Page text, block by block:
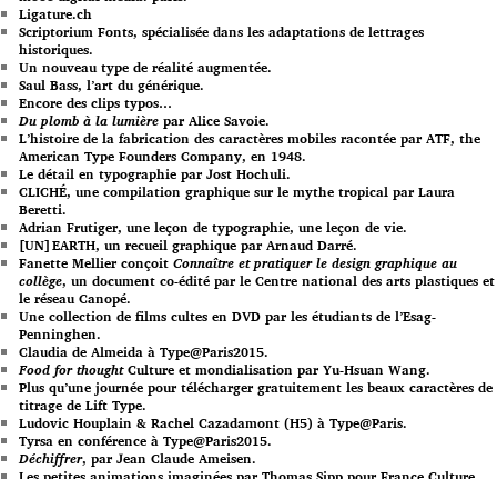
Ligature.ch
Scriptorium Fonts, spécialisée dans les adaptations de lettrages
historiques.
Un nouveau type de réalité augmentée.
Saul Bass, l’art du générique.
Encore des clips typos…
Du plomb à la lumière par Alice Savoie.
L’histoire de la fabrication des caractères mobiles racontée par ATF, the
American Type Founders Company, en 1948.
Le détail en typographie par Jost Hochuli.
CLICHÉ, une compilation graphique sur le mythe tropical par Laura
Beretti.
Adrian Frutiger, une leçon de typographie, une leçon de vie.
[UN]EARTH, un recueil graphique par Arnaud Darré.
Fanette Mellier conçoit Connaître et pratiquer le design graphique au
collège, un document co-édité par le Centre national des arts plastiques et
le réseau Canopé.
Une collection de films cultes en DVD par les étudiants de l’Esag-
Penninghen.
Claudia de Almeida à Type@Paris2015.
Food for thoughtCulture et mondialisation par Yu-Hsuan Wang.
Plus qu’une journée pour télécharger gratuitement les beaux caractères de
titrage de Lift Type.
Ludovic Houplain & Rachel Cazadamont (H5) à Type@Paris.
Tyrsa en conférence à Type@Paris2015.
Déchiffrer, par Jean Claude Ameisen.